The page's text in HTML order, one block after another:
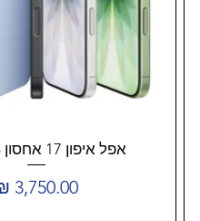
אפל איפון 17 אחסון 256 גיגה
מחיר